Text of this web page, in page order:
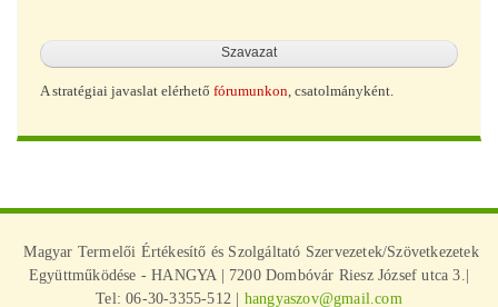
A stratégiai javaslat elérhető fórumunkon, csatolmányként.
Magyar Termelői Értékesítő és Szolgáltató Szervezetek/Szövetkezetek
Együttműködése - HANGYA | 7200 Dombóvár Riesz József utca 3.|
Tel: 06-30-3355-512 | hangyaszov@gmail.com